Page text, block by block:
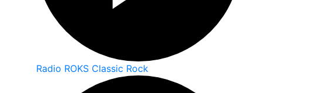
Radio ROKS Classic Rock